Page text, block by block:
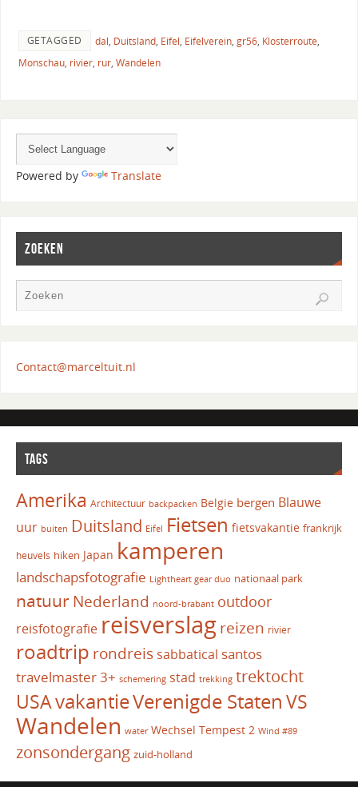
GETAGGED dal, Duitsland, Eifel, Eifelverein, gr56, Klosterroute,
Monschau, rivier, rur, Wandelen
Powered by Translate
ZOEKEN
Contact@marceltuit.nl
TAGS
Amerika Architectuur backpacken Belgie bergen Blauwe
uur buiten Duitsland Eifel Fietsen fietsvakantie frankrijk
heuvels hiken Japan kamperen
landschapsfotografie Lightheart gear duo nationaal park
natuur Nederland noord-brabant outdoor
reisfotografie reisverslag reizen rivier
roadtrip rondreis sabbatical santos
travelmaster 3+ schemering stad trekking trektocht
USAvakantieVerenigde StatenVS
Wandelen water Wechsel Tempest 2 Wind #89
zonsondergang zuid-holland